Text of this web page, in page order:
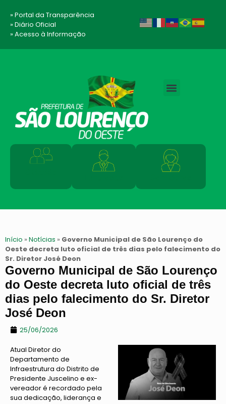
» Portal da Transparência
» Diário Oficial
» Acesso à Informação
Início » Notícias » Governo Municipal de São Lourenço do
Oeste decreta luto oficial de três dias pelo falecimento do
Sr. Diretor José Deon
Governo Municipal de São Lourenço
do Oeste decreta luto oficial de três
dias pelo falecimento do Sr. Diretor
José Deon
25/06/2026
Atual Diretor do
Departamento de
Infraestrutura do Distrito de
Presidente Juscelino e ex-
vereador é recordado pela
sua dedicação, liderança e